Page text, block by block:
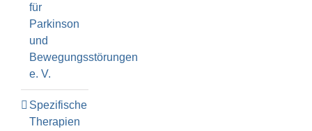
für
Parkinson
und
Bewegungsstörungen
e. V.
Spezifische
Therapien